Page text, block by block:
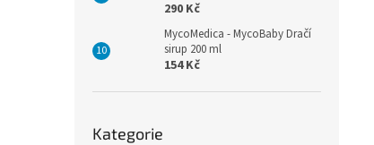
290 Kč
MycoMedica - MycoBaby Dračí
sirup 200 ml
154 Kč
kategorie
Kategorie